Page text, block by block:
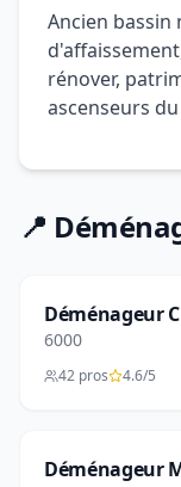
Ancien bassin
rénover,
ascenseurs
📍
Déménageur
6000
42 pros 4.6/5
Déménageur